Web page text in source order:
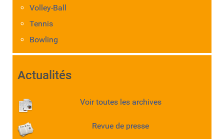
Volley-Ball
Tennis
Bowling
Actualités
Voir toutes les archives
Revue de presse